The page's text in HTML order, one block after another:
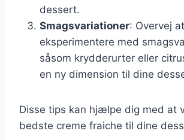
dessert.
Smagsvariationer: Overvej at
eksperimentere med
såsom krydderurter eller
en ny dimension til dine
Disse tips kan hjælpe dig med at
bedste creme fraiche til dine